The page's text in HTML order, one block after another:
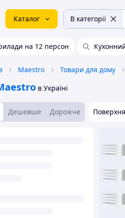
Каталог В категорії
на 12 персон
Maestro Товари для дому
в Україні
Дешевше Дорожче Поверхня